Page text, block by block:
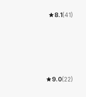
8.1(41)
9.0(22)